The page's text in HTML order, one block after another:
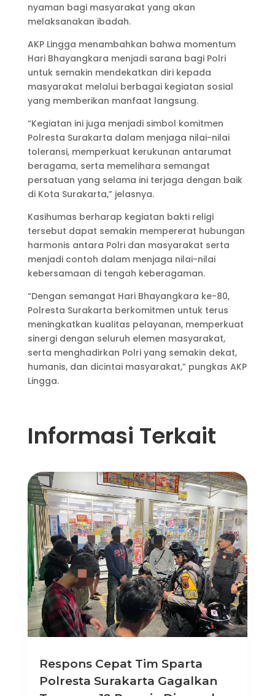
nyaman bagi masyarakat yang akan
melaksanakan ibadah.
AKP Lingga menambahkan bahwa momentum
Hari Bhayangkara menjadi sarana bagi Polri
untuk semakin mendekatkan diri kepada
masyarakat melalui berbagai kegiatan sosial
yang memberikan manfaat langsung.
“Kegiatan ini juga menjadi simbol komitmen
Polresta Surakarta dalam menjaga nilai-nilai
toleransi, memperkuat kerukunan antarumat
beragama, serta memelihara semangat
persatuan yang selama ini terjaga dengan baik
di Kota Surakarta,” jelasnya.
Kasihumas berharap kegiatan bakti religi
tersebut dapat semakin mempererat hubungan
harmonis antara Polri dan masyarakat serta
menjadi contoh dalam menjaga nilai-nilai
kebersamaan di tengah keberagaman.
“Dengan semangat Hari Bhayangkara ke-80,
Polresta Surakarta berkomitmen untuk terus
meningkatkan kualitas pelayanan, memperkuat
sinergi dengan seluruh elemen masyarakat,
serta menghadirkan Polri yang semakin dekat,
humanis, dan dicintai masyarakat,” pungkas AKP
Lingga.
Informasi Terkait
Respons Cepat Tim Sparta
Polresta Surakarta Gagalkan